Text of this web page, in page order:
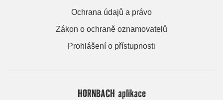
Ochrana údajů a právo
Zákon o ochraně oznamovatelů
Prohlášení o přístupnosti
HORNBACH aplikace